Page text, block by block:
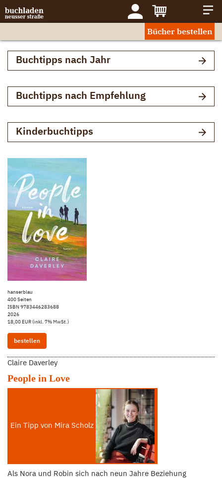
Bücher bestellen
Buchtipps nach Jahr
Buchtipps nach Empfehlung
Kinderbuchtipps
hanserblau
400 Seiten
ISBN 9783446283688
2026
18,00 EUR (inkl. 7% MwSt.)
bestellen
Claire Daverley
People in Love
Ein Tipp von Mira Scholz
Als Nora und Robin sich nach neun Jahre Beziehung